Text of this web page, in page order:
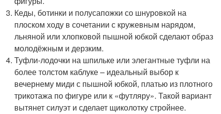
Кеды, ботинки и полусапожки со шнуровкой на
плоском ходу в сочетании с кружевным нарядом,
льняной или хлопковой пышной юбкой сделают образ
молодёжным и дерзким.
Туфли-лодочки на шпильке или элегантные туфли на
более толстом каблуке – идеальный выбор к
вечернему миди с пышной юбкой, платью из плотного
трикотажа по фигуре или к «футляру». Такой вариант
вытянет силуэт и сделает щиколотку стройнее.